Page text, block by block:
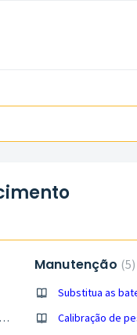
Como instalar sua base BEEP v3.3 - (1) visão geral da base BEEP
Manutenção 5
Substitua as
Calibração de